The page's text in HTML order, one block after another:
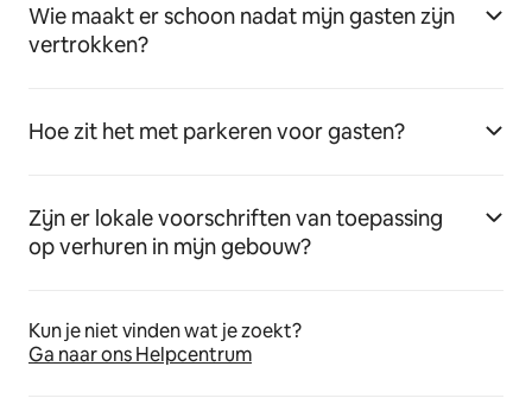
Wie maakt er schoon nadat mijn gasten zijn
vertrokken?
Hoe zit het met parkeren voor gasten?
Zijn er lokale voorschriften van toepassing
op verhuren in mijn gebouw?
Kun je niet vinden wat je zoekt?
Ga naar ons Helpcentrum